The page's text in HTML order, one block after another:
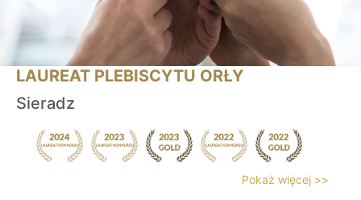
LAUREAT PLEBISCYTU ORŁY
Sieradz
Pokaż więcej >>